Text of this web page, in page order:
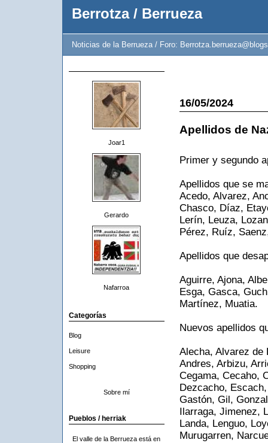
Berrotza / Berrueza
Noticias de la Berrueza / Foro:
Joar1
Gerardo
Nafarroa
Categorías
Blog
Leisure
Shopping
Sobre mí
Pueblos / herriak
El valle de la Berrueza está en
16/05/2024
Apellidos de
Primer y segundo
Apellidos que se
Acedo, Alvarez,
Chasco, Díaz,
Lerín, Leuza,
Pérez, Ruíz,
Apellidos que
Aguirre, Ajona,
Esga, Gasca,
Martínez, Muatia.
Nuevos apellidos
Alecha, Alvarez de
Andres, Arbizu,
Cegama, Cecaho,
Dezcacho,
Gastón, Gil,
Ilarraga, Jimenez,
Landa, Lenguo,
Murugarren,